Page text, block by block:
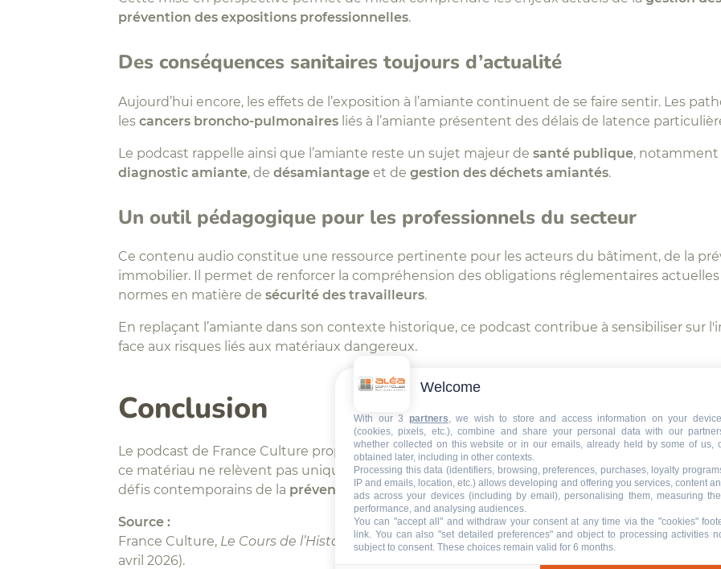
prévention des expositions professionnelles.
Des conséquences sanitaires toujours d’actualité
Aujourd’hui encore, les effets de l’exposition à l’amiante continuent de se faire sentir. Les
les cancers broncho-pulmonaires liés à l’amiante présentent des délais de latence
Le podcast rappelle ainsi que l’amiante reste un sujet majeur de santé publique, notamment
diagnostic amiante, de désamiantage et de gestion des déchets amiantés.
Un outil pédagogique pour les professionnels du secteur
Ce contenu audio constitue une ressource pertinente pour les acteurs du bâtiment, de la
immobilier. Il permet de renforcer la compréhension des obligations réglementaires
normes en matière de sécurité des travailleurs.
En replaçant l’amiante dans son contexte historique, ce podcast contribue à sensibiliser sur
face aux risques liés aux matériaux dangereux.
Conclusion
Le podcast de France Culture propose une analyse claire et documentée du scandale de
ce matériau ne relèvent pas uniquement du passé. Il s’inscrit comme un outil de
défis contemporains de la prévention des risques professionnelset de laréglementation
Source :
France Culture, Le Cours de l’Histoire, «Amiante au travail : histoire d’un scandale de
avril 2026).
Welcome
With our 3 partners , we wish to store and access information on your
(cookies, pixels, etc.), combine and share your personal data with our
whether collected on this website or in our emails, already held by some of us,
obtained later, including in other contexts.
Processing this data (identifiers, browsing, preferences, purchases, loyalty
IP and emails, location, etc.) allows developing and offering you services, content
ads across your devices (including by email), personalising them, measuring
performance, and analysing audiences.
You can "accept all" and withdraw your consent at any time via the "cookies"
link . You can also "set detailed preferences" and object to processing activities
subject to consent. These choices remain valid for 6 months.